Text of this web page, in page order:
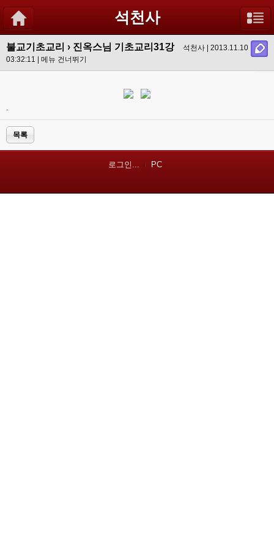
석천사
불교기초교리 › 진옥스님 기초교리31강
석천사 | 2013.11.10
03:32:11 | 메뉴 건너뛰기
.
목록
로그인... PC